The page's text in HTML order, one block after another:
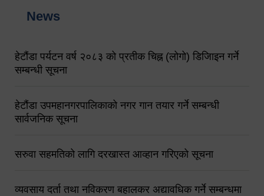
News
हेटौंडा पर्यटन वर्ष २०८३ को प्रतीक चिह्न (लोगो) डिजिाइन गर्ने
सम्बन्धी सूचना
हेटौंडा उपमहानगरपालिकाको नगर गान तयार गर्ने सम्बन्धी
सार्वजनिक सूचना
सरुवा सहमतिको लागि दरखास्त आव्हान गरिएको सूचना
व्यवसाय दर्ता तथा नविकरण बहालकर अद्यावधिक गर्ने सम्बन्धमा